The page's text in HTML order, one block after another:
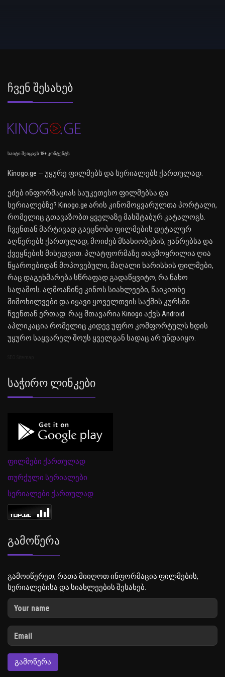
Ჩვენ Შესახებ
საიტი შეიცავს 18+ კონტენტს
Kinogo.ge — უყურე ფილმებს და სერიალებს ქართულად.
ეძებ ინფორმაციას საუკეთესო ფილმებსა და
სერიალებზე? Kinogo.ge არის კინომოყვარულთა პორტალი,
რომელიც გთავაზობთ ყველაზე მასშტაბურ კატალოგს.
ჩვენთან მარტივად გაეცნობი ფილმების დეტალურ
აღწერებს ქართულად, მოიძებ მსახიობების, ჟანრებსა და
ქვეყნების მიხედვით. პლატფორმაზე თავმოყრილია ღია
წყაროებიდან მოპოვებული, მაღალი ხარისხის ფილმები,
რაც დაგეხმარება სწრაფად გადაწყვიტო, რა ნახო
საღამოს. აღმოაჩინე კინოს სიახლეები, წაიკითხე
მიმოხილვები და იყავი ყოველთვის საქმის კურსში
ჩვენთან ერთად. რაც მთავარია Kinogo აქვს Android
აპლიკაცია რომელიც კიდევ უფრო კომფორტულს ხდის
უყურო საყვარელ შოუს ყველგან სადაც არ უნდაიყო.
Საჭირო Ლინკები
ფილმები ქართულად
თურქული სერიალები
სერიალები ქართულად
Გამოწერა
გამოიწერეთ, რათა მიიღოთ ინფორმაცია ფილმების,
სერიალებისა და სიახლეების შესახებ.
ᲒᲐᲛᲝᲬᲔᲠᲐ